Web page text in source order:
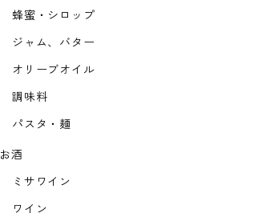
蜂蜜・シロップ
ジャム、バター
オリーブオイル
調味料
パスタ・麺
お酒
ミサワイン
ワイン